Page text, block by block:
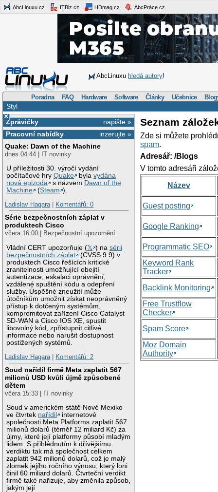
AbcLinuxu.cz ITBiz.cz HDmag.cz AbcPráce.cz
AbcLinuxu hledá autory!
Poradna FAQ Hardware Software Články Učebnice
Styl
×
napište »
Zprávičky
inzerujte »
Pracovní nabídky
Quake: Dawn of the Machine
dnes 04:44 | IT novinky
U příležitosti 30. výročí vydání
počítačové hryQuake bylavydána
nová epizoda
s názvem Dawn of the
Machine
(Steam ).
Ladislav Hagara| Komentářů: 0
Série bezpečnostních záplat v
produktech Cisco
včera 16:00 | Bezpečnostní upozornění
Vládní CERT upozorňuje (𝕏 ) nasérii
bezpečnostních záplat
(CVSS 9.9) v
produktech Cisco řešících kritické
zranitelnosti umožňující obejití
autentizace, eskalaci oprávnění,
vzdálené spuštění kódu a odepření
služby. Úspěšné zneužití může
útočníkům umožnit získat neoprávněný
přístup k dotčeným systémům,
kompromitovat zařízení Cisco Catalyst
SD-WAN a Cisco IOS XE, spustit
libovolný kód, zpřístupnit citlivé
informace nebo narušit dostupnost
postižených systémů.
Ladislav Hagara| Komentářů: 2
Soud nařídil firmě Meta zaplatit 567
milionů USD kvůli újmě způsobené
dětem
včera 15:33 | IT novinky
Soud v americkém státě Nové Mexiko
ve čtvrtek nařídil
internetové
společnosti Meta Platforms zaplatit 567
milionů dolarů (téměř 12 miliard Kč) za
újmy, které její platformy působí mladým
lidem. S přihlédnutím k dřívějšímu
verdiktu tak má společnost celkem
zaplatit 942 milionů dolarů, což je malý
zlomek jejího ročního výnosu, který loni
činil 60 miliard dolarů. Čtvrteční verdikt
firmě také nařizuje, aby změnila způsob,
jakým její
Seznam
Zde si můžete
spam.
Adresář: /Blogs
V tomto adresáři
Název
Guest posting
Google Ranking
Programmatic SEO
Keyword Rank
Tracker
Backlink Monitoring
Free Trustflow
Checker
Spam Score
Moz Domain
Authority